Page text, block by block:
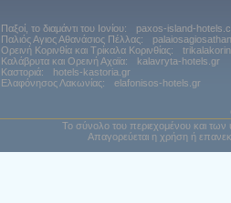
Παξοί, το διαμάντι του Ιονίου:
paxos-island-
Παλιός Αγιος Αθανάσιος Πέλλας:
Ορεινή Κορινθία και Τρίκαλα Κορινθίας:
Καλάβρυτα και Ορεινή Αχαϊα:
kalavryta-hotels.gr
Καστοριά:
hotels-kastoria.gr
Ελαφόνησος Λακωνίας:
elafonisos-hotels.gr
Το σύνολο του περιεχομένου και των
Απαγορεύεται η χρήση ή